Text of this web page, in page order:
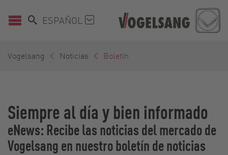
ESPAÑOL
Vogelsang Noticias Boletín
Siempre al día y bien informado
eNews: Recibe las noticias del mercado de
Vogelsang en nuestro boletín de noticias